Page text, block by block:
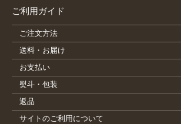
ご利用ガイド
ご注文方法
送料・お届け
お支払い
熨斗・包装
返品
サイトのご利用について